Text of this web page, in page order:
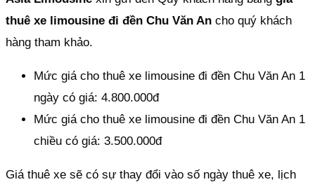
thuê xe limousine đi đền Chu Văn An cho quý khách
hàng tham khảo.
Mức giá cho thuê xe limousine đi đền Chu Văn An 1
ngày có giá: 4.800.000đ
Mức giá cho thuê xe limousine đi đền Chu Văn An 1
chiều có giá: 3.500.000đ
Giá thuê xe sẽ có sự thay đổi vào số ngày thuê xe, lịch